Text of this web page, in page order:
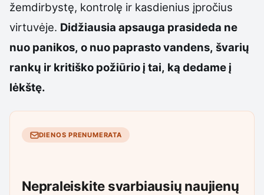
žemdirbystę, kontrolę ir kasdienius įpročius
virtuvėje. Didžiausia apsauga prasideda ne
nuo panikos, o nuo paprasto vandens, švarių
rankų ir kritiško požiūrio į tai, ką dedame į
lėkštę.
DIENOS PRENUMERATA
Nepraleiskite svarbiausių naujienų